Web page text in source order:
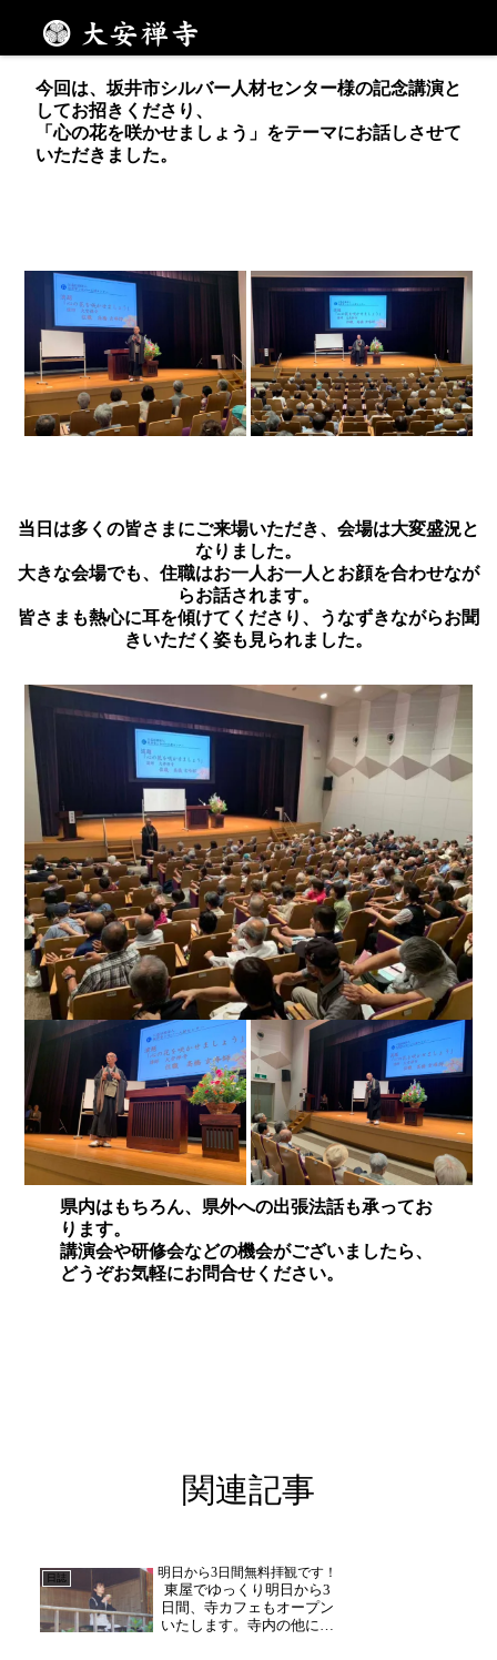
19日、ハートピア春江にて出張法話をさせていただき
ました。
今回は、坂井市シルバー人材センター様の記念講演と
してお招きくださり、
「心の花を咲かせましょう」をテーマにお話しさせて
いただきました。
当日は多くの皆さまにご来場いただき、会場は大変盛況と
なりました。
大きな会場でも、住職はお一人お一人とお顔を合わせなが
らお話されます。
皆さまも熱心に耳を傾けてくださり、うなずきながらお聞
きいただく姿も見られました。
県内はもちろん、県外への出張法話も承ってお
ります。
講演会や研修会などの機会がございましたら、
どうぞお気軽にお問合せください。
関連記事
日誌 明日から3日間無料拝観です！
東屋でゆっくり明日から3
日間、寺カフェもオープン
いたします。寺内の他にも